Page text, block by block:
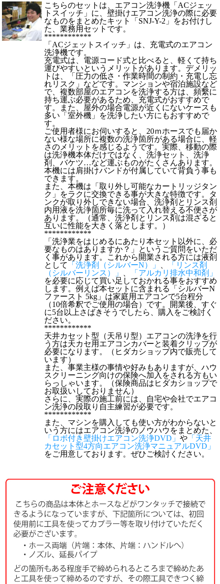
こちらのセットは、エアコン洗浄機「ACジェッ
トスイッチ」に、壁掛けエアコン洗浄の際に必要
なものをまとめたキット「SNJ-Y-2」をお付けし
た、業務用セットです。
************
「ACジェットスイッチ」は、充電式のエアコン
洗浄機です。
充電式は、電源コード式と比べると、軽くて持ち
運びやすいというメリットがあります。デメリッ
トは、「圧力の低さ・作業時間の制約・充電し忘
れリスク」などです。マンションや宿泊施設など
で、複数部屋のエアコンを洗浄する方は、頻繫に
持ち運ぶ必要があるため、充電式がおすすめで
す。また、屋外の場合電源が近くにないケースも
多い「室外機」を洗浄したい方にもおすすめで
す。
ご使用者様にお伺いすると、20ｍホースでも届か
ない様な場所に複数の洗浄箇所がある場合に、軽
さのメリットを感じるようです。実際、移動の際
は洗浄機本体だけではなく、洗浄セット、洗浄
剤、バケツ…など運ぶものがたくさんあります。
本機には肩掛けバンドが付属していて背負う事も
できます。
また、本機は「取り外し可能なカートリッジタン
ク」をラクに交換できる事が大きな特徴です。タ
ンクが取り外しできない場合、洗浄剤とリンス剤
内用液を洗浄箇所毎に洗って入れ替える不便さが
あります。（通常、洗浄剤とリンス剤は混ざると
互いに性能を大きく落とします。）
************
「洗浄業をはじめるにあたり本セット以外に、必
要なものはありますか？」というご質問をいただ
く事があります。これから開業される方には液剤
として 「洗浄剤（シルバーN）」
「リンス剤
（シルバーリンス）」
「アルカリ排水中和剤」
を必要に応じて買い足しておかれる事をおすすめ
します。例えば本セットに含まれる「シルバーN
ファースト 5kg」は家庭用エアコンで5台程分
（10倍希釈でご使用の場合）です。開業後、すぐ
に5台以上さばきそうでしたら、購入をご検討く
ださい。
************
天井カセット型（天吊り型）エアコンの洗浄を行
う方は天カセ用エアコンカバーと装着クリップが
必要になります。（ヒダカショップ内で販売して
います）
また、事業主様の事情や好みもありますが、ハウ
スクリーニング向けの保険へ加入をされる方もい
らっしゃいます。（保険商品はヒダカショップで
お取扱いしておりません）
さらに、実際の施工前には、自宅や会社でエアコ
ン洗浄の段取り自主練習が必要です。
************
また、マシンを購入しても使い方がわからないと
いう方にはエアコン洗浄のノウハウをまとめた、
「ロボ付き壁掛けエアコン洗浄DVD」 や「天井
カセット型4方向エアコン洗浄マニュアルDVD」
をご用意しております。ぜひご検討ください。